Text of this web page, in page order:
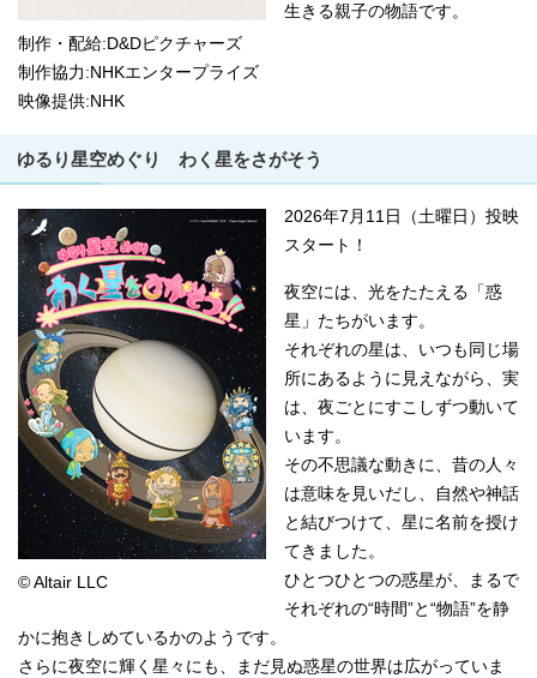
制作・配給:D&Dピクチャーズ
制作協力:NHKエンタープライズ
映像提供:NHK
生きる親子の物語です。
ゆるり星空めぐり わく星をさがそう
© Altair LLC
2026年7月11日（土曜日）投映
スタート！
夜空には、光をたたえる「惑
星」たちがいます。
それぞれの星は、いつも同じ場
所にあるように見えながら、実
は、夜ごとにすこしずつ動いて
います。
その不思議な動きに、昔の人々
は意味を見いだし、自然や神話
と結びつけて、星に名前を授け
てきました。
ひとつひとつの惑星が、まるで
それぞれの“時間”と“物語”を静
かに抱きしめているかのようです。
さらに夜空に輝く星々にも、まだ見ぬ惑星の世界は広がっていま